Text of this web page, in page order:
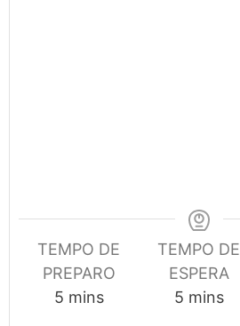
TEMPO DE
PREPARO
5minutes
mins
TEMPO DE
ESPERA
5minutes
mins